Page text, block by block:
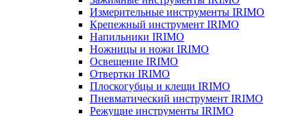
Измерительные инструменты IRIMO
Крепежный инструмент IRIMO
Напильники IRIMO
Ножницы и ножи IRIMO
Освещение IRIMO
Отвертки IRIMO
Плоскогубцы и клещи IRIMO
Пневматический инструмент IRIMO
Режущие инструменты IRIMO